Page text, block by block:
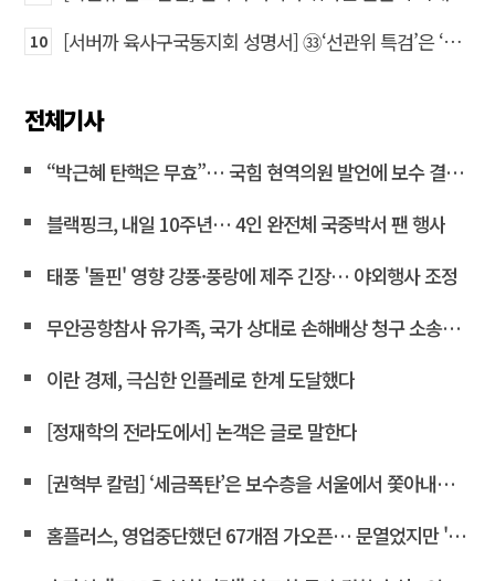
10 [서버까 육사구국동지회 성명서] ㉝‘선관위 특검’은 ‘부정선거 특검’으로 명명하고 박주현 변호사를 ‘특검’으로 임명하라!
전체기사
“박근혜 탄핵은 무효”… 국힘 현역의원 발언에 보수 결집 목소리 고조
블랙핑크, 내일 10주년… 4인 완전체 국중박서 팬 행사
태풍 '돌핀' 영향 강풍·풍랑에 제주 긴장… 야외행사 조정
무안공항참사 유가족, 국가 상대로 손해배상 청구 소송한다
이란 경제, 극심한 인플레로 한계 도달했다
[정재학의 전라도에서] 논객은 글로 말한다
[권혁부 칼럼] ‘세금폭탄’은 보수층을 서울에서 쫓아내려는 계획
홈플러스, 영업중단했던 67개점 가오픈… 문열었지만 '텅빈 매대'